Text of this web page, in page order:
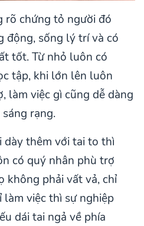
rõ chứng tỏ người đó
động, sống lý trí và có
tốt. Từ nhỏ luôn có
tập, khi lớn lên luôn
làm việc gì cũng dễ dàng
rạng.
dày thêm với tai to thì
có quý nhân phù trợ
không phải vất vả, chỉ
làm việc thì sự nghiệp
dái tai ngả về phía